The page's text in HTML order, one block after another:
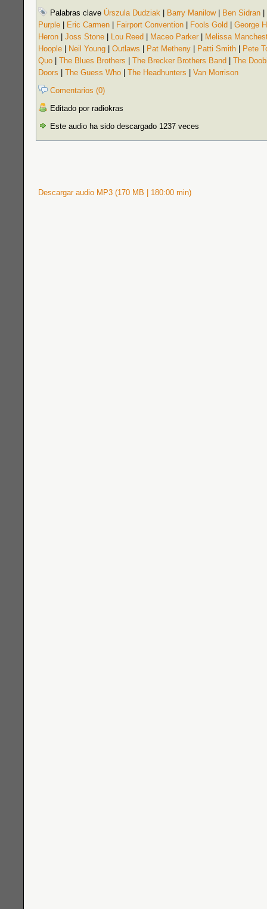
Palabras clave Úrszula Dudziak Barry Manilow| Ben Sidran
Purple
Eric Carmen Fairport Convention Fools Gold
George
Heron
Joss Stone Lou Reed Maceo Parker
Melissa
Hoople
Neil Young Outlaws Pat Metheny Patti Smith
Pete
Quo
The Blues Brothers The Brecker Brothers Band
The
Doors
The Guess Who The Headhunters
Van Morrison
Comentarios (0)
Editado por radiokras
Este audio ha sido descargado 1237 veces
Descargar audio MP3 (170 MB | 180:00 min)